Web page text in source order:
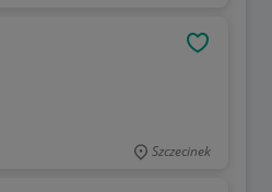
Szczecinek